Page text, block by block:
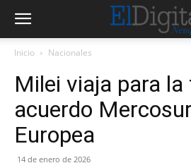
Inicio Nacionales
Milei viaja para la
acuerdo
Europea
14 de enero de 2026